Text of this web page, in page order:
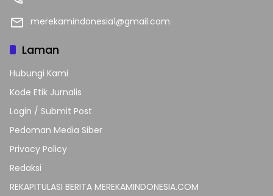
merekamindonesia1@gmail.com
Laman
Hubungi Kami
Kode Etik Jurnalis
Login / Submit Post
Pedoman Media Siber
Privacy Policy
Redaksi
REKAPITULASI BERITA MEREKAMINDONESIA.COM